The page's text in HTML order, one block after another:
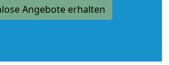
Angebote erhalten